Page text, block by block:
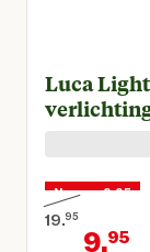
Luca
Nu voor 9,95
19.95
9.95